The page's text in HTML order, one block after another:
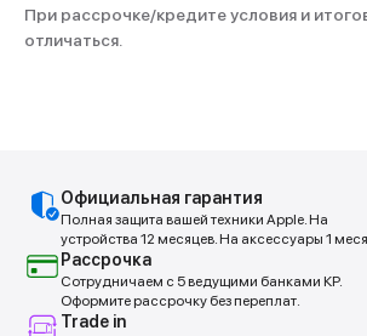
При рассрочке/кредите условия и
отличаться.
Официальная гарантия
Полная защита вашей техники Apple. На
устройства 12 месяцев. На аксессуары 1
Рассрочка
Сотрудничаем с 5 ведущими банками КР.
Оформите рассрочку без переплат.
Trade in